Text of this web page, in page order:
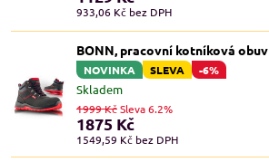
933,06 Kč bez DPH
BONN, pracovní kotníková obuv
NOVINKA SLEVA -6%
Skladem
1875 Kč
1549,59 Kč bez DPH
1999 KčSleva 6.2%